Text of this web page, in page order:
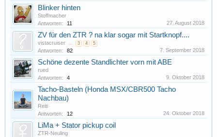
Blinker hinten
Stoffmacher
Antworten:
11 27. August 2018
ZV für den ZTR ? na klar sogar mit Startknopf....
vistacruiser ... 3 4 5
Antworten: 82 7. September 2018
Schöne dezente Standlichter vorn mit ABE
rued
Antworten:
4 9. Oktober 2018
Tacho-Basteln (Honda MSX/CBR500 Tacho
Nachbau)
Reiti
Antworten:
12 24. Oktober 2018
LiMa + Stator pickup coil
ZTR-Neuling